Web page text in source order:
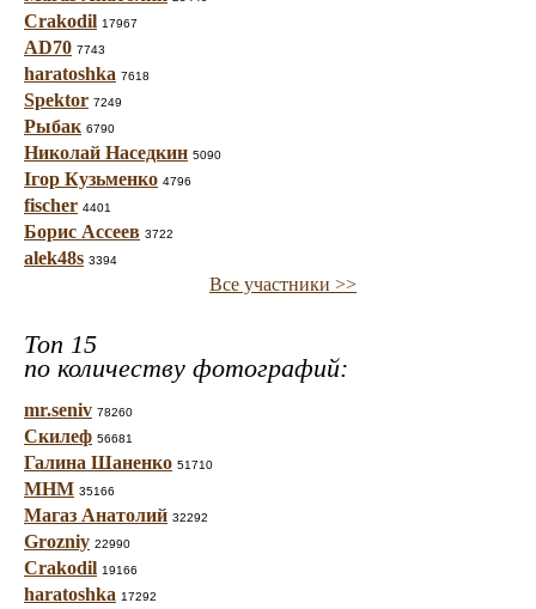
Crakodil 17967
AD70 7743
haratoshka 7618
Spektor 7249
Рыбак 6790
Николай Наседкин 5090
Ігор Кузьменко 4796
fischer 4401
Борис Ассеев 3722
alek48s 3394
Все участники >>
Топ 15
по количеству фотографий:
mr.seniv 78260
Скилеф 56681
Галина Шаненко 51710
МНМ 35166
Магаз Анатолий 32292
Grozniy 22990
Crakodil 19166
haratoshka 17292